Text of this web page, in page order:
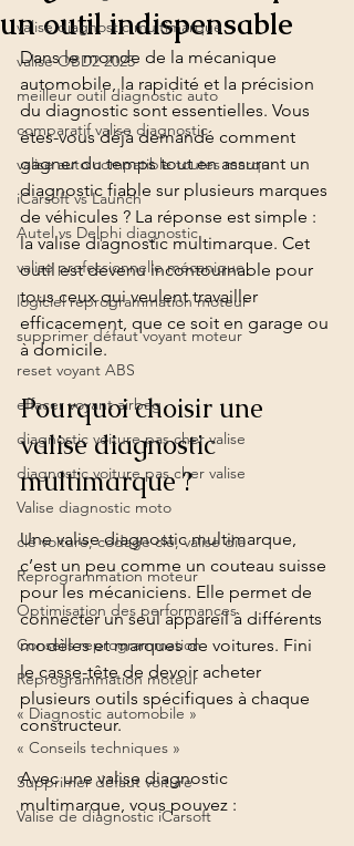
valise diagnostic multimarque
valise OBD2 2025
meilleur outil diagnostic auto
comparatif valise diagnostic
valise auto compatible toutes marqu
iCarsoft vs Launch
Autel vs Delphi diagnostic
valise professionnelle mécanique
logiciel reprogrammation moteur
supprimer défaut voyant moteur
reset voyant ABS
effacer voyant airbag
diagnostic voiture pas cher valise
diagnostic voiture pas cher valise
Valise diagnostic moto
clé voiture, codage clé, valise dia
Reprogrammation moteur
Optimisation des performances
Conseils reprogrammation
Reprogrammation moteur
« Diagnostic automobile »
« Conseils techniques »
Supprimer défaut voiture
Valise de diagnostic iCarsoft
un outil indispensable
Dans le monde de la mécanique
automobile, la rapidité et la précision
du diagnostic sont essentielles. Vous
êtes-vous déjà demandé comment
gagner du temps tout en assurant un
diagnostic fiable sur plusieurs marques
de véhicules ? La réponse est simple :
la valise diagnostic multimarque. Cet
outil est devenu incontournable pour
tous ceux qui veulent travailler
efficacement, que ce soit en garage ou
à domicile.
Pourquoi choisir une
valise diagnostic
multimarque ?
Une valise diagnostic multimarque,
c’est un peu comme un couteau suisse
pour les mécaniciens. Elle permet de
connecter un seul appareil à différents
modèles et marques de voitures. Fini
le casse-tête de devoir acheter
plusieurs outils spécifiques à chaque
constructeur.
Avec une valise diagnostic
multimarque, vous pouvez :